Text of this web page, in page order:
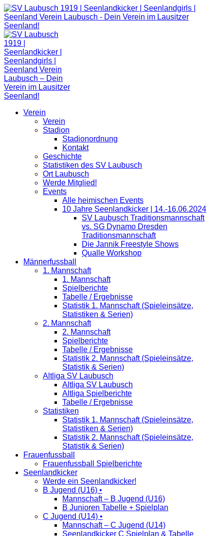
Zum
Inhalt
springen
Verein
Verein
Stadion
Stadionordnung
Kontakt
Geschichte
Statistiken des SV Laubusch
Ort Laubusch
Werde Mitglied!
Events
Alle heimischen Events
10 Jahre Seenlandkicker | 14.-16.06.2024
SV Laubusch Traditionsmannschaft
vs. SG Dynamo Dresden
Traditionsmannschaft
Die Jannik Freestyle Shows
Qualle Workshop
Männerfussball
1. Mannschaft
1. Mannschaft
Spielberichte
Tabelle / Ergebnisse
Statistik 1. Mannschaft (Spieleinsätze,
Statistiken & Serien)
2. Mannschaft
2. Mannschaft
Spielberichte
Tabelle / Ergebnisse
Statistik 2. Mannschaft (Spieleinsätze,
Statistik & Serien)
Altliga SV Laubusch
Altliga SV Laubusch
Altliga Spielberichte
Tabelle / Ergebnisse
Statistiken
Statistik 1. Mannschaft (Spieleinsätze,
Statistiken & Serien)
Statistik 2. Mannschaft (Spieleinsätze,
Statistik & Serien)
Frauenfussball
Frauenfussball Spielberichte
Seenlandkicker
Werde ein Seenlandkicker!
B Jugend (U16) •
Mannschaft – B Jugend (U16)
B Junioren Tabelle + Spielplan
C Jugend (U14) •
Mannschaft – C Jugend (U14)
Seenlandkicker C Spielplan & Tabelle